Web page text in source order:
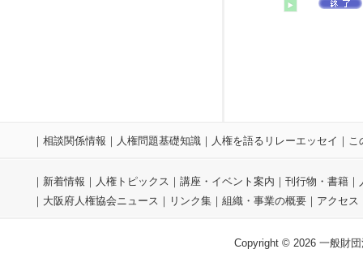
｜ 相談関係情報 ｜ 人権問題基礎知識 ｜ 人権を語るリレーエッセイ ｜ こ
｜ 新着情報 ｜ 人権トピックス ｜ 講座・イベント案内 ｜ 刊行物・書籍 ｜
｜ 大阪府人権協会ニュース ｜ リンク集 ｜ 組織・事業の概要 ｜ アクセス
Copyright © 2026 一般財